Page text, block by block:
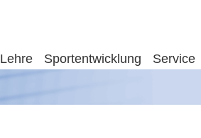
Lehre Sportentwicklung Service